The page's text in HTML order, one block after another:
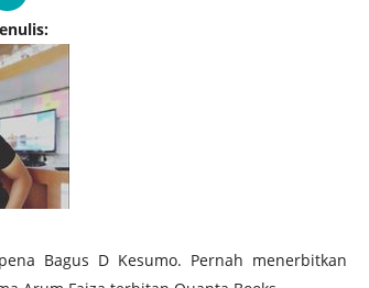
Bagus D Kesumo. Pernah menerbitkan